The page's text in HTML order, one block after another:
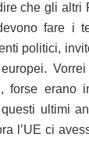
che gli altri
fare i
politici,
forse
ultimi
l’UE ci